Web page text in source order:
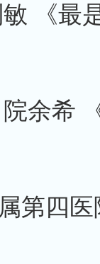
《最
余希
第四